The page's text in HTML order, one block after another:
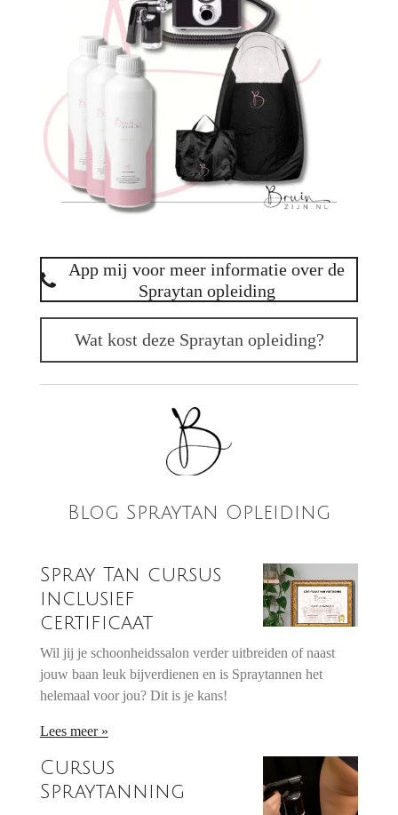
App mij voor meer informatie over de
Spraytan opleiding
Wat kost deze Spraytan opleiding?
Blog Spraytan Opleiding
Spray Tan cursus
inclusief
certificaat
Wil jij je schoonheidssalon verder uitbreiden of naast
jouw baan leuk bijverdienen en is Spraytannen het
helemaal voor jou? Dit is je kans!
Lees meer »
Cursus
Spraytanning